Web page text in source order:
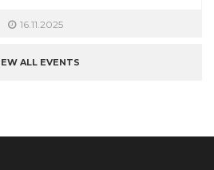
16.11.2025
ALL EVENTS